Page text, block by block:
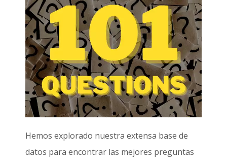
Hemos explorado nuestra extensa base de
datos para encontrar las mejores preguntas